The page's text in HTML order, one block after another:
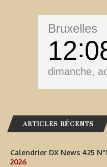
Bruxelles
12
dimanche,
ARTICLES RÉCENTS
Calendrier DX News 425
2026